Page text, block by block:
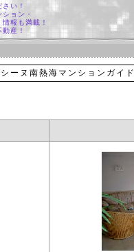
い！
ョン・
報も満載！
産！
ーヌ南熱海マンションガイド